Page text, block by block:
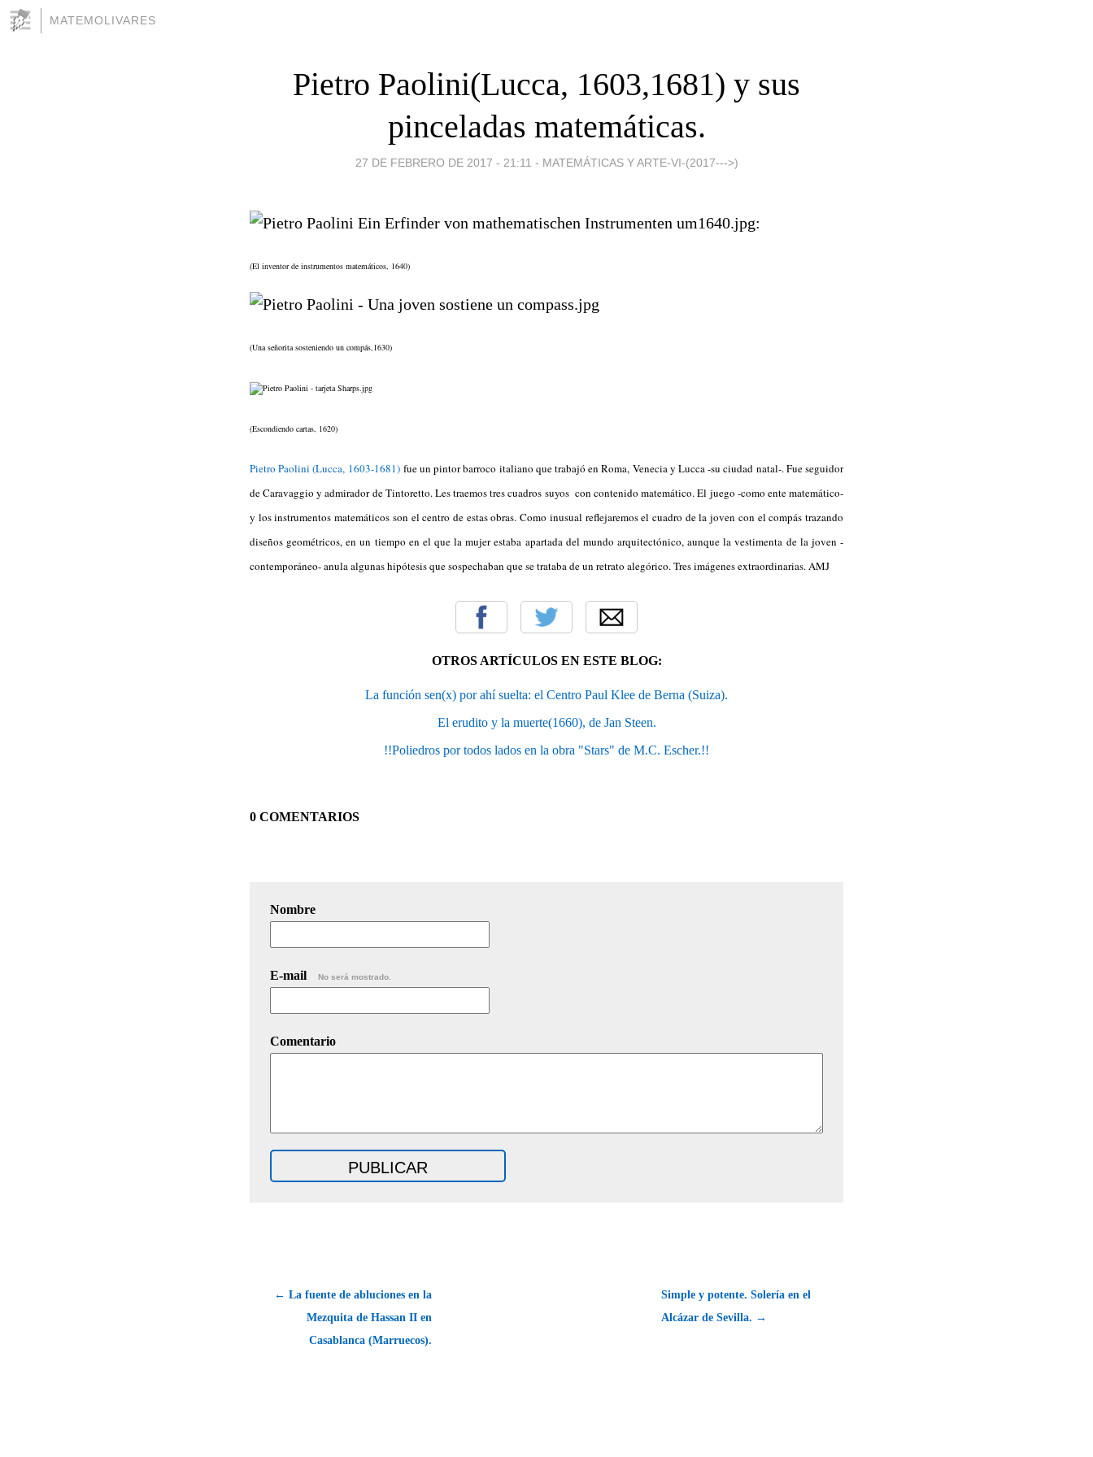
MATEMOLIVARES
Pietro Paolini(Lucca, 1603,1681) y sus
pinceladas matemáticas.
27 DE FEBRERO DE 2017 - 21:11 - MATEMÁTICAS Y ARTE-VI-(2017--->)
(El inventor de instrumentos matemáticos, 1640)
(Una señorita sosteniendo un compás,1630)
(Escondiendo cartas, 1620)
Pietro Paolini (Lucca, 1603-1681) fue un pintor barroco italiano que trabajó en Roma, Venecia y Lucca -su ciudad natal-. Fue seguidor
de Caravaggio y admirador de Tintoretto. Les traemos tres cuadros suyos con contenido matemático. El juego -como ente matemático-
y los instrumentos matemáticos son el centro de estas obras. Como inusual reflejaremos el cuadro de la joven con el compás trazando
diseños geométricos, en un tiempo en el que la mujer estaba apartada del mundo arquitectónico, aunque la vestimenta de la joven -
contemporáneo- anula algunas hipótesis que sospechaban que se trataba de un retrato alegórico. Tres imágenes extraordinarias. AMJ
OTROS ARTÍCULOS EN ESTE BLOG:
La función sen(x) por ahí suelta: el Centro Paul Klee de Berna (Suiza).
El erudito y la muerte(1660), de Jan Steen.
!!Poliedros por todos lados en la obra "Stars" de M.C. Escher.!!
0 COMENTARIOS
Nombre
E-mail No será mostrado.
Comentario
← La fuente de abluciones en la
Mezquita de Hassan II en
Casablanca (Marruecos).
Simple y potente. Solería en el
Alcázar de Sevilla. →